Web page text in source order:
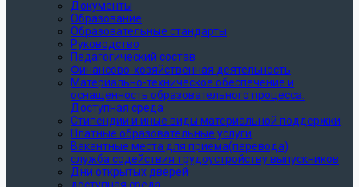
Документы
Образование
Образовательные стандарты
Руководство
Педагогический состав
Финансово-хозяйственная деятельность
Материально-техническое обеспечение и
оснащенность образовательного процесса.
Доступная среда
Стипендии и иные виды материальной поддержки
Платные образовательные услуги
Вакантные места для приема(перевода)
служба содействия трудоустройству выпускников
Дни открытых дверей